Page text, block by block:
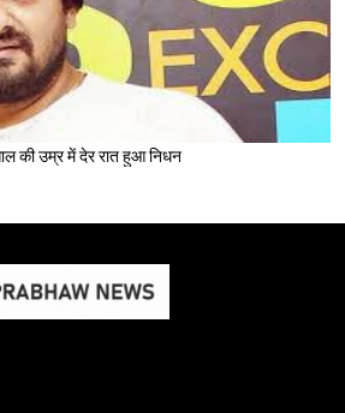
खान का 42 साल की उम्र में देर रात हुआ निधन